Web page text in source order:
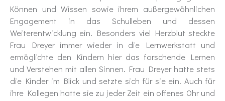
Können und Wissen sowie ihrem außergewöhnlichen
Engagement in das Schulleben und dessen
Weiterentwicklung ein. Besonders viel Herzblut steckte
Frau Dreyer immer wieder in die Lernwerkstatt und
ermöglichte den Kindern hier das forschende Lernen
und Verstehen mit allen Sinnen. Frau Dreyer hatte stets
die Kinder im Blick und setzte sich für sie ein. Auch für
ihre Kollegen hatte sie zu jeder Zeit ein offenes Ohr und